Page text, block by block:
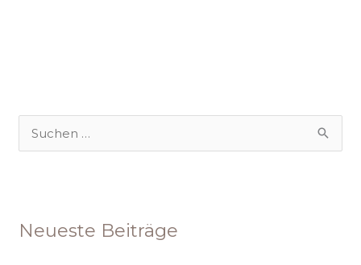
e
Neueste Beiträge